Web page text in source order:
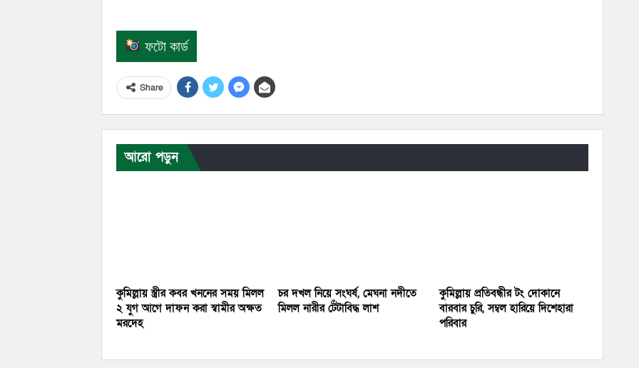
ফটো কার্ড
Share
আরো পড়ুন
কুমিল্লায় স্ত্রীর কবর খননের সময় মিলল
২ যুগ আগে দাফন করা স্বামীর অক্ষত
মরদেহ
চর দখল নিয়ে সংঘর্ষ, মেঘনা নদীতে
মিলল নারীর টেঁটাবিদ্ধ লাশ
কুমিল্লায় প্রতিবন্ধীর টং দোকানে
বারবার চুরি, সম্বল হারিয়ে দিশেহারা
পরিবার